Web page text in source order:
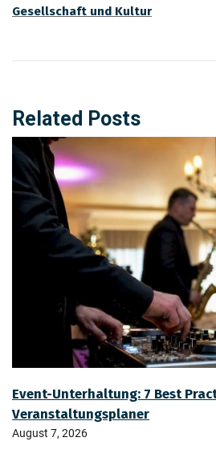
Gesellschaft und Kultur
Related Posts
Event-Unterhaltung: 7 Best
Veranstaltungsplaner
August 7, 2026